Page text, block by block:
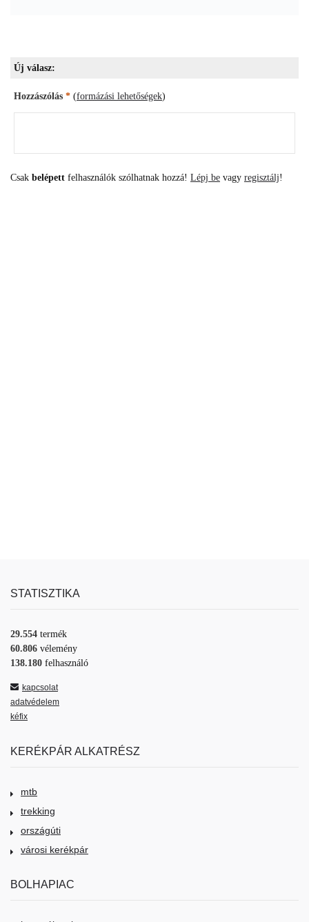
Új válasz:
Hozzászólás * (formázási lehetőségek)
Csak belépett felhasználók szólhatnak hozzá! Lépj be vagy regisztálj!
STATISZTIKA
29.554 termék
60.806 vélemény
138.180 felhasználó
kapcsolat
adatvédelem
kéfix
KERÉKPÁR ALKATRÉSZ
mtb
trekking
országúti
városi kerékpár
BOLHAPIAC